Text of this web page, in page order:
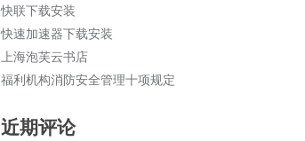
快联下载安装
快速加速器下载安装
上海泡芙云书店
福利机构消防安全管理十项规定
近期评论